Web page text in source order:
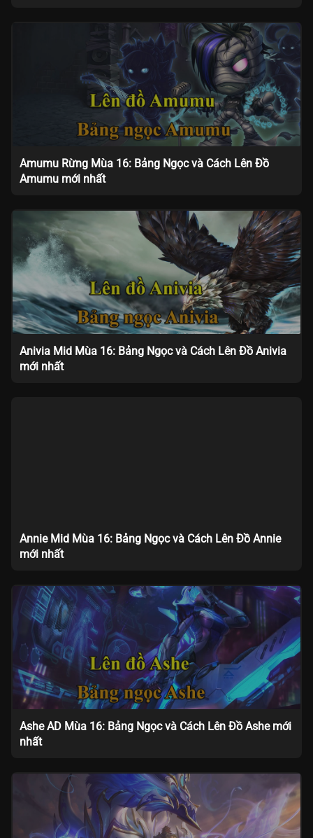
Amumu Rừng Mùa 16: Bảng Ngọc và Cách Lên Đồ
Amumu mới nhất
Anivia Mid Mùa 16: Bảng Ngọc và Cách Lên Đồ Anivia
mới nhất
Annie Mid Mùa 16: Bảng Ngọc và Cách Lên Đồ Annie
mới nhất
Ashe AD Mùa 16: Bảng Ngọc và Cách Lên Đồ Ashe mới
nhất